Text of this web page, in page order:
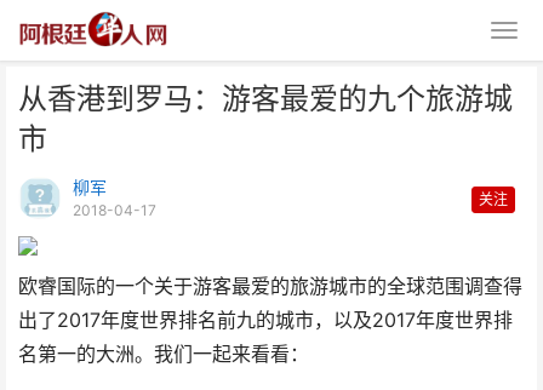
从香港到罗马：游客最爱的九个旅游城
市
柳军
2018-04-17
关注
欧睿国际的一个关于游客最爱的旅游城市的全球范围调查得
出了2017年度世界排名前九的城市，以及2017年度世界排
名第一的大洲。我们一起来看看：
从香港到罗马：游客最爱的九个旅
游城市